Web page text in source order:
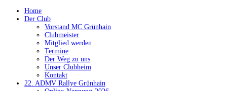
Home
Der Club
Vorstand MC Grünhain
Clubmeister
Mitglied werden
Termine
Der Weg zu uns
Unser Clubheim
Kontakt
22. ADMV Rallye Grünhain